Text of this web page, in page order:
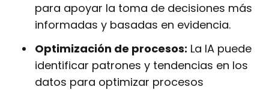
para apoyar la toma de decisiones más
informadas y basadas en evidencia.
Optimización de procesos: La IA puede
identificar patrones y tendencias en los
datos para optimizar procesos